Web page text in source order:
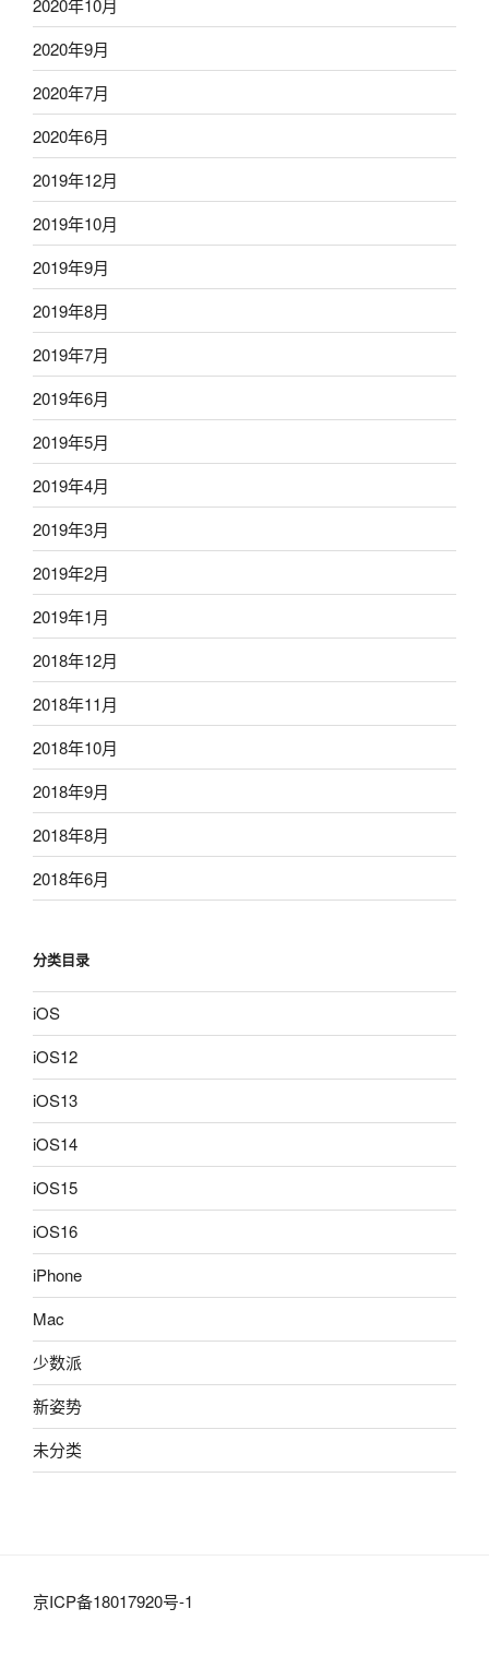
2020年10月
2020年9月
2020年7月
2020年6月
2019年12月
2019年10月
2019年9月
2019年8月
2019年7月
2019年6月
2019年5月
2019年4月
2019年3月
2019年2月
2019年1月
2018年12月
2018年11月
2018年10月
2018年9月
2018年8月
2018年6月
分类目录
iOS
iOS12
iOS13
iOS14
iOS15
iOS16
iPhone
Mac
少数派
新姿势
未分类
京ICP备18017920号-1